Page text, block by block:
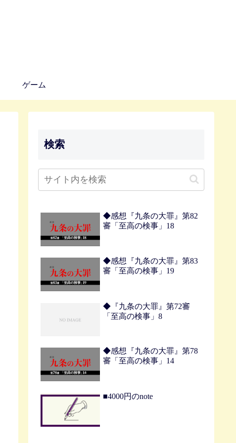
ゲーム
検索
◆感想『九条の大罪』第82
審「至高の検事」18
◆感想『九条の大罪』第83
審「至高の検事」19
◆『九条の大罪』第72審
「至高の検事」8
◆感想『九条の大罪』第78
審「至高の検事」14
■4000円のnote